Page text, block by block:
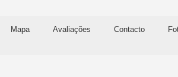
Mapa Avaliações Contacto